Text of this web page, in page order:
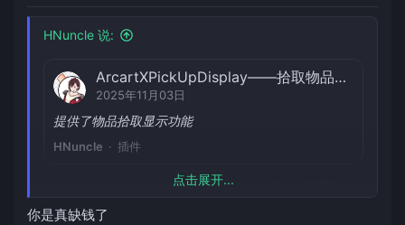
——兼容Mm、AP、Arete等诸多插件。
[美术资源] 适用于伤害/回血显示的原版风格字体
2025年09月12日
包含两种颜色，适用于攻击和恢复
[Mythicmobs] 默认动作切换机制参考：Walk to Run
HNuncle 说:
ArcartXPickUpDisplay——拾取物品显示
2025年11月03日
提供了物品拾取显示功能
HNuncle 插件
ArcartXMythicExtend——为ax拓展一些mm语句
2025年11月23日
点击展开...
你是真缺钱了